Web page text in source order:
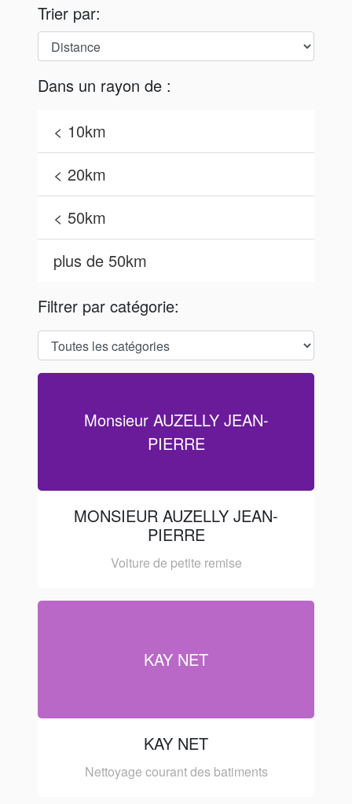
Trier par:
Dans un rayon de :
< 10km
< 20km
< 50km
plus de 50km
Filtrer par catégorie:
Monsieur AUZELLY JEAN-
PIERRE
MONSIEUR AUZELLY JEAN-
PIERRE
Voiture de petite remise
KAY NET
KAY NET
Nettoyage courant des batiments